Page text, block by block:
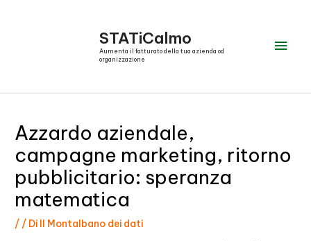
STATiCalmo
Aumenta il fatturato della tua azienda od
organizzazione
Azzardo aziendale,
campagne marketing, ritorno
pubblicitario: speranza
matematica
/ / Di Il Montalbano dei dati